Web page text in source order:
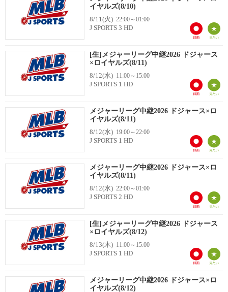
イヤルズ(8/10)
8/11(火) 22:00～01:00
J SPORTS 3 HD
[生]メジャーリーグ中継2026 ドジャース
×ロイヤルズ(8/11)
8/12(水) 11:00～15:00
J SPORTS 1 HD
メジャーリーグ中継2026 ドジャース×ロ
イヤルズ(8/11)
8/12(水) 19:00～22:00
J SPORTS 1 HD
メジャーリーグ中継2026 ドジャース×ロ
イヤルズ(8/11)
8/12(水) 22:00～01:00
J SPORTS 2 HD
[生]メジャーリーグ中継2026 ドジャース
×ロイヤルズ(8/12)
8/13(木) 11:00～15:00
J SPORTS 1 HD
メジャーリーグ中継2026 ドジャース×ロ
イヤルズ(8/12)